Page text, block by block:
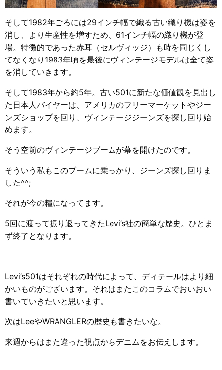
そして1982年ごろには29インチ幅で織る古い織り機は姿を
消し、より生産性を増すため、61インチ幅の織り機が登
場。特徴的であった赤耳（セルヴィッジ）も時を同じくし
てなくなり1983年頃を最後にヴィンテージモデルは全て姿
を消していきます。
そして1983年から約5年。古い501に新たな価値観を見出し
た日本人バイヤーは、アメリカのフリーマーケットやジー
ンズショップを回り、ヴィンテージジーンズを探し回り始
めます。
そう空前のヴィンテージブームが幕を開けたのです。
そういう私もこのブームに乗っかり、ジーンズ探し回りま
した^^;
それが今の糧になってます。
5回に渡って振り返ってきたLevi’s社の簡単な歴史。ひとま
ず終了となります。
Levi’s501はそれぞれの時代によって、ディテールはより細
かいものがございます。それはまたこのコラムでおいおい
書いていきたいと思います。
次はLeeやWRANGLERの歴史も書きたいな。
来週からはまた違った視点からデニムをお伝えします。